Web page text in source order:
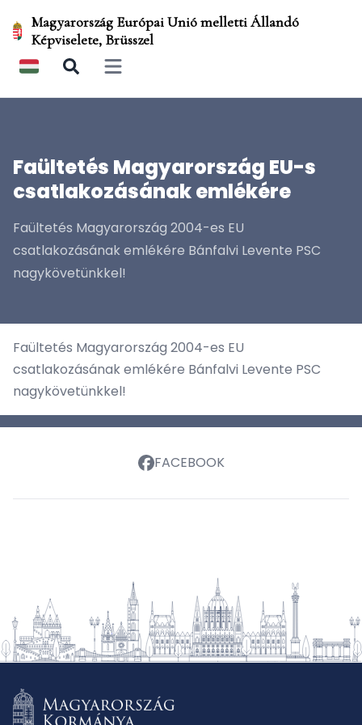
Magyarország Európai Unió melletti Állandó
Képviselete, Brüsszel
Open main menu
Faültetés Magyarország EU-s
csatlakozásának emlékére
Faültetés Magyarország 2004-es EU
csatlakozásának emlékére Bánfalvi Levente PSC
nagykövetünkkel!
Faültetés Magyarország 2004-es EU
csatlakozásának emlékére Bánfalvi Levente PSC
nagykövetünkkel!
FACEBOOK